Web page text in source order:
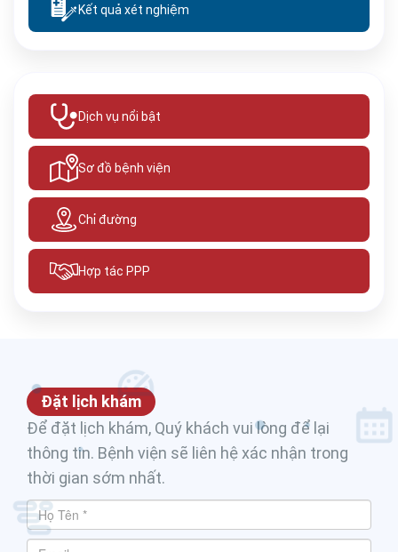
Kết quả xét nghiệm
Dịch vụ nổi bật
Sơ đồ bệnh viện
Chỉ đường
Hợp tác PPP
Đặt lịch khám
Để đặt lịch khám, Quý khách vui lòng để lại
thông tin. Bệnh viện sẽ liên hệ xác nhận trong
thời gian sớm nhất.